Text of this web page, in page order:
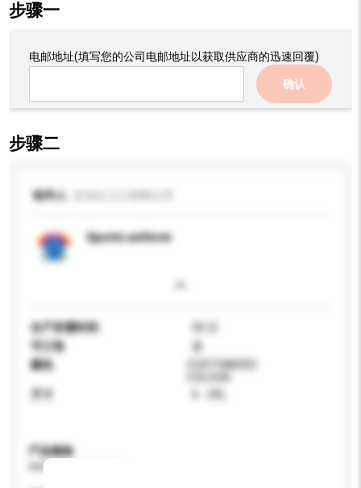
步骤一
电邮地址(填写您的公司电邮地址以获取供应商的迅速回覆)
确认
步骤二
收件人
Sports uniform
生产所需时间
50 日
可订造
是
颜色
CUSTOMIZED
6 - 2XL
产品规格